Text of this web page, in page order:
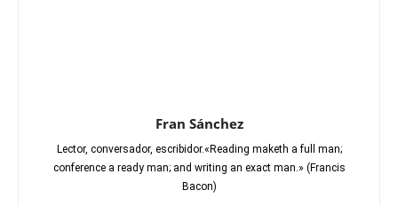
Fran Sánchez
Lector, conversador, escribidor.«Reading maketh a full man;
conference a ready man; and writing an exact man.» (Francis
Bacon)